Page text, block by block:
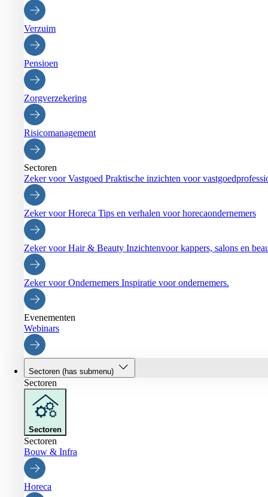
Verzuim
Pensioen
Zorgverzekering
Risicomanagement
Sectoren
Zeker voor Vastgoed Praktische inzichten voor
Zeker voor Horeca Tips en verhalen voor horecaondernemers
Zeker voor Hair & Beauty Inzichtenvoor kappers, salons en
Zeker voor Ondernemers Inspiratie voor ondernemers.
Evenementen
Webinars
Sectoren (has submenu)
Sectoren
Sectoren
Sectoren
Bouw & Infra
Horeca